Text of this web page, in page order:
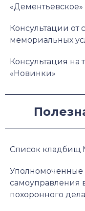
«Дементьевское»
Консультации от
мемориальных
Консультация
«Новинки»
Список кладбищ
Уполномоченные
самоуправления
похоронного дела